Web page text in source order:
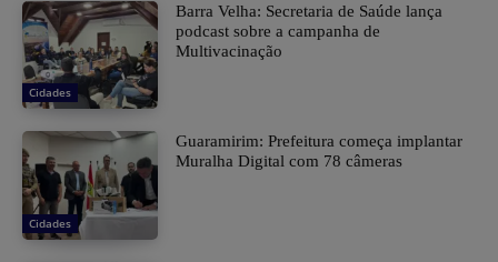
Cidades
Barra Velha: Secretaria de Saúde lança
podcast sobre a campanha de
Multivacinação
Cidades
Guaramirim: Prefeitura começa implantar
Muralha Digital com 78 câmeras